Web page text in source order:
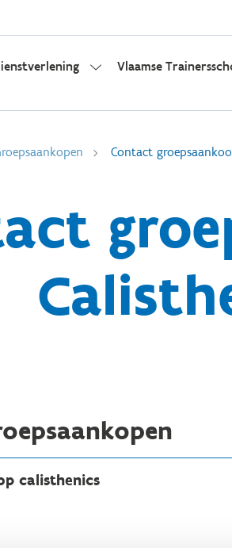
Vlaamse
Contact
calisthenics